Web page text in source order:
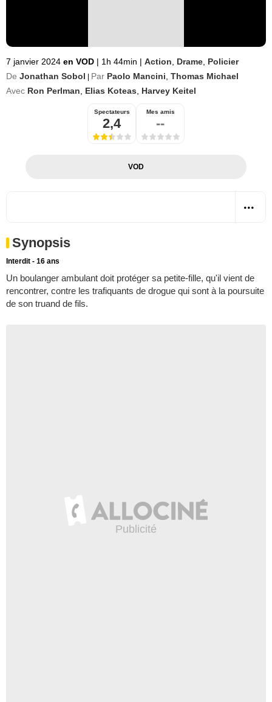
7 janvier 2024 en VOD | 1h 44min | Action Drame Policier
De Jonathan Sobol Par Paolo Mancini Thomas Michael
Avec Ron Perlman Elias Koteas Harvey Keitel
Spectateurs
2,4
Mes amis
--
VOD
Synopsis
Interdit - 16 ans
Un boulanger ambulant doit protéger sa petite-fille, qu'il vient de
rencontrer, contre les trafiquants de drogue qui sont à la poursuite
de son truand de fils.